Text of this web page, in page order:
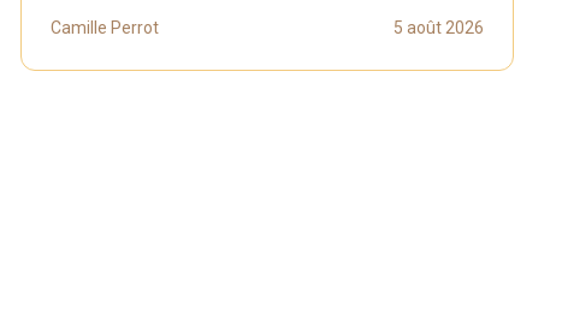
Camille Perrot 5 août 2026